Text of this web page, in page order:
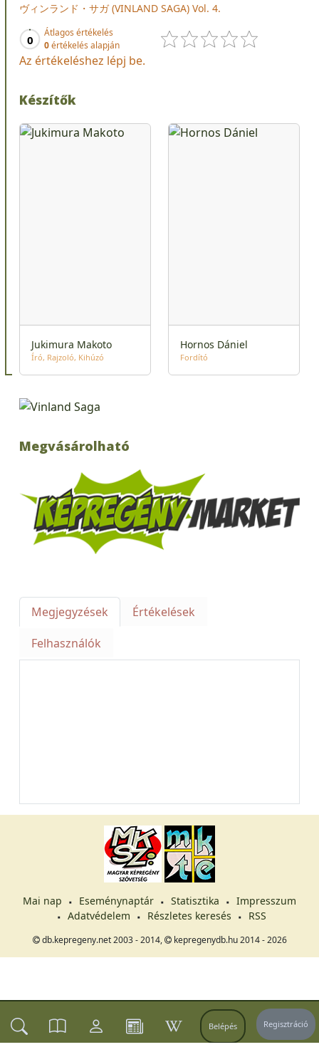
Belépés Regisztráció
ヴィンランド・サガ (VINLAND SAGA) Vol. 4.
0
Átlagos értékelés
0értékelés alapján
Az értékeléshez lépj be.
Készítők
Jukimura Makoto
Író Rajzoló Kihúzó
Hornos Dániel
Fordító
Megvásárolható
Megjegyzések
Értékelések
Felhasználók
Mai nap Eseménynaptár Statisztika
Impresszum
Adatvédelem
Részletes keresés RSS
db.kepregeny.net 2003 - 2014, kepregenydb.hu 2014 - 2026